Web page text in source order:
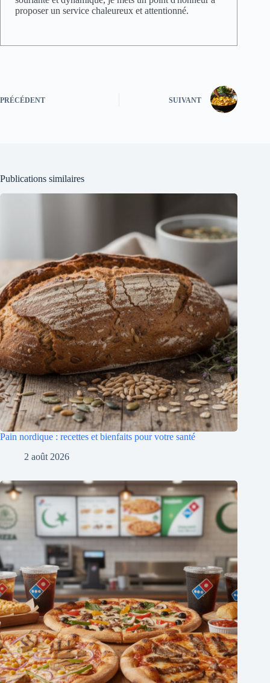
proposer un service chaleureux et attentionné.
PRÉCÉDENT SUIVANT
Publications similaires
Pain nordique : recettes et bienfaits pour votre santé
2 août 2026